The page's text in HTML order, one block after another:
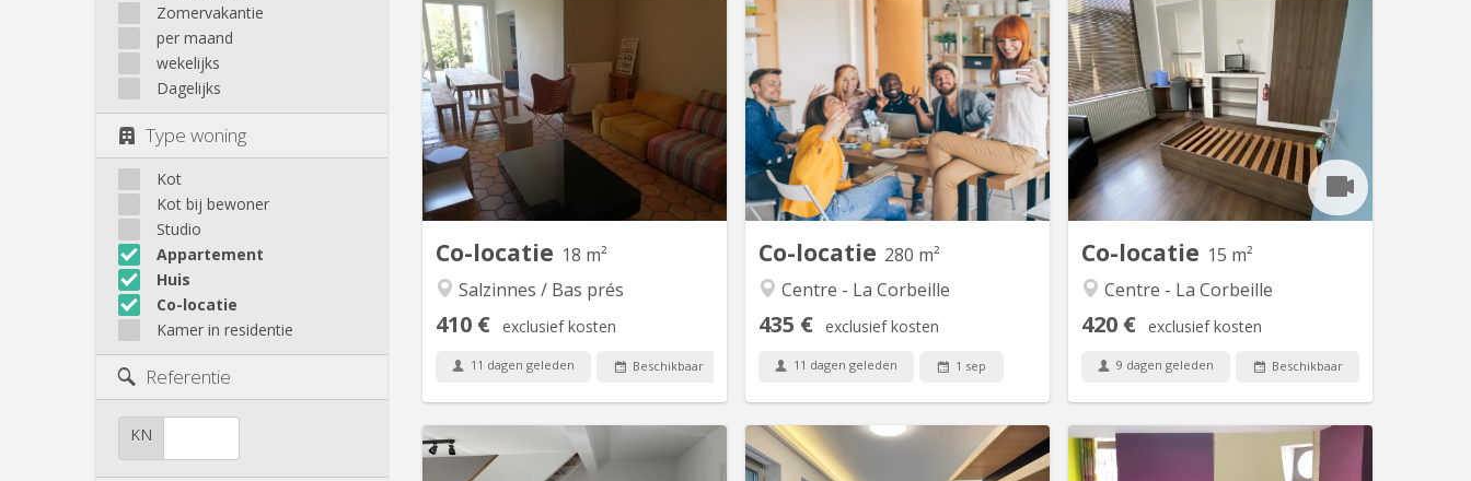
Zomervakantie
per maand
wekelijks
Dagelijks
Type woning
Kot
Kot bij bewoner
Studio
Appartement
Huis
Co-locatie
Kamer in residentie
Referentie
KN
Co-locatie 18 m²
Salzinnes / Bas prés
410 € exclusief kosten
11 dagen geleden Beschikbaar
🙋‍♀️ Colocation 2 chambres disponibles
à Namur (Salzinnes) – Pour jeunes
travailleurs & étudiants 📍 Namur -
Salzinnes 📅 Disponible à partir du 1er
septembre 2025 🔗 Infos + visites
virtuelles : 📩 Contact par message
privé 🏡 À propos de la maison
Spacieuse maison de maître
Co-locatie 280 m²
Centre - La Corbeille
435 € exclusief kosten
11 dagen geleden 1 sep
KN 3937
Salut, On cherche encore deux
colocataires à partir du 1er septembre
pour compléter notre résidence +/-
250 m² située au centre de Namur
(quartier Salzinnes) à proximité de
l’hôpital st-Elisabeth et du Colruyt. La
maison comprend 5 colocataires
(jeunes travailleurs ou étudiant en
Co-locatie 15 m²
Centre - La Corbeille
420 € exclusief kosten
9 dagen geleden Beschikbaar
KN 5600
12, Rue de l’Etoile, 5000 Namur Centre
– La Corbeille Kot Collocation pour
étudiants idéalement situés, dans le
centre ville proche de la gare dans un
endroit calme et clair. Proximité de
l’Université Notre Dame de la Paix, et
des Hautes Ecoles (HEAJ, ESPENA,
bus,... ). Kot(s) en très bon...
KN 4649 KN 5670 KN 2513